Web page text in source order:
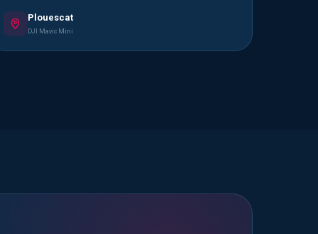
Plouescat
DJI Mavic Mini